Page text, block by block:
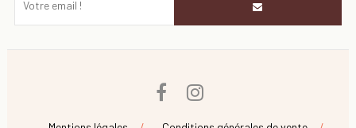
Facebook